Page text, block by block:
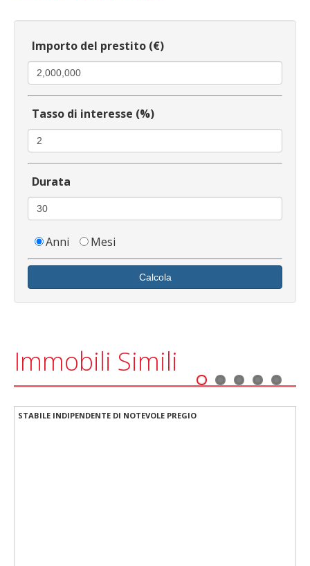
Importo del prestito (€)
Tasso di interesse (%)
Durata
Anni Mesi
Calcola
Immobili Simili
STABILE INDIPENDENTE DI NOTEVOLE PREGIO
1 2 3 4 5